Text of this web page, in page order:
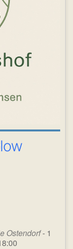
Ostendorf- 1